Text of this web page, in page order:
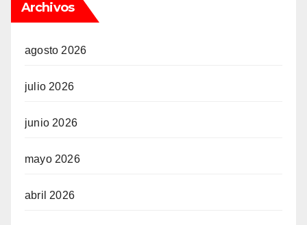
Archivos
agosto 2026
julio 2026
junio 2026
mayo 2026
abril 2026